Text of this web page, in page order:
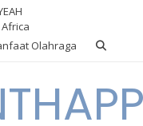
Olahraga